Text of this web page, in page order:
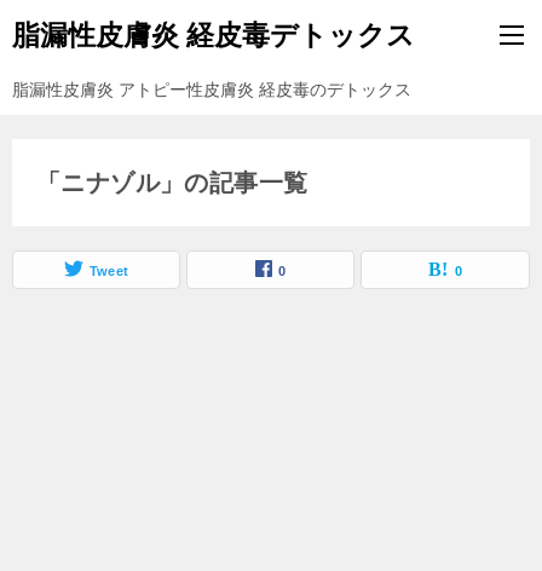
脂漏性皮膚炎 経皮毒デトックス
脂漏性皮膚炎 アトピー性皮膚炎 経皮毒のデトックス
「ニナゾル」の記事一覧
Tweet 0 0